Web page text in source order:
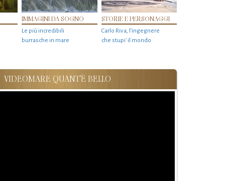
IMMAGINI DA SOGNO
Le più incredibili
burrasche in mare
STORIE E PERSONAGGI
Carlo Riva, l’ingegnere
che stupi' il mondo
VIDEOMARE QUANT'È BELLO